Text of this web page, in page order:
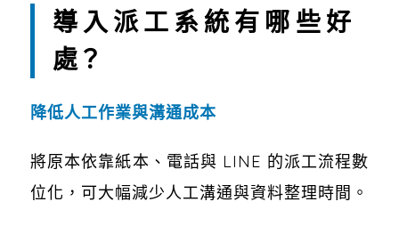
導入派工系統有哪些好
處？
降低人工作業與溝通成本
將原本依靠紙本、電話與 LINE 的派工流程數
位化，可大幅減少人工溝通與資料整理時間。